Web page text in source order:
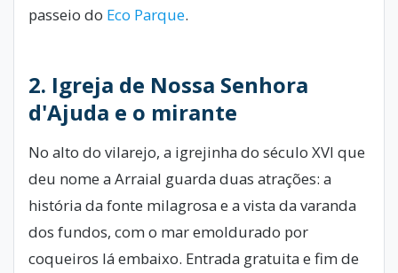
passeio do Eco Parque.
2. Igreja de Nossa Senhora
d'Ajuda e o mirante
No alto do vilarejo, a igrejinha do século XVI que
deu nome a Arraial guarda duas atrações: a
história da fonte milagrosa e a vista da varanda
dos fundos, com o mar emoldurado por
coqueiros lá embaixo. Entrada gratuita e fim de